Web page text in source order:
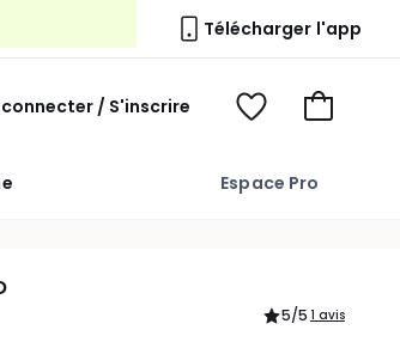
Télécharger l'app
Espace Pro
connecter / S'inscrire
Voir
Voir
5/5 1 avis